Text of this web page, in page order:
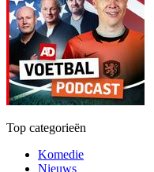
Top categorieën
Komedie
Nieuws